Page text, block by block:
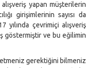
yapan müşterilerin
girişimlerinin sayısı da
yılında çevrimiçi alışveriş
göstermiştir ve bu eğilimin
etmeniz gerektiğini bilmeniz